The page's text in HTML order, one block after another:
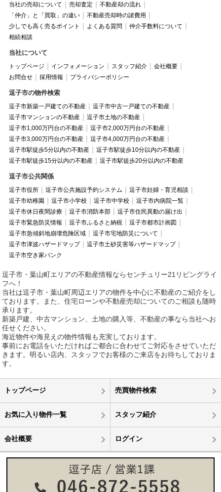
当社の売却について 売却査定
不動産却の流れ
「仲介」と「買取」の違い
不動産売却時の諸費用
少しでも高く売るポイント
よくある質問
仲介手数料について
相続相談
当社について
トップページ インフォメーション スタッフ紹介
会社概要
お問合せ
採用情報 プライバシーポリシー
逗子市の物件検索
逗子市新築一戸建ての不動産
逗子市中古一戸建ての不動産
逗子市マンションの不動産
逗子市土地の不動産
逗子市1,000万円台の不動産
逗子市2,000万円台の不動産
逗子市3,000万円台の不動産
逗子市4,000万円台の不動産
逗子市駅徒歩5分以内の不動産
逗子市駅徒歩10分以内の不動産
逗子市駅徒歩15分以内の不動産
逗子市駅徒歩20分以内の不動産
逗子市公共関係
逗子市役所 逗子市公共施設予約システム
逗子市妊婦・育児相談
逗子市幼稚園
逗子市小学校 逗子市中学校
逗子市内病院一覧
逗子市休日夜間診療
逗子市消防本部
逗子市住民異動の届け出
逗子市緊急防災情報
逗子市ふるさと納税
逗子市都市計画図
逗子市急傾斜地崩壊危険区域
逗子市宅地防災について
逗子市津波ハザードマップ
逗子市土砂災害等ハザードマップ
逗子市空き家バンク
逗子市・葉山町エリアの不動産情報ならセンチュリー21リビングライ
フへ！
当社は逗子市・葉山町周辺エリアの物件を中心に不動産のご紹介をし
ております。また、住宅ローンや不動産売却についてのご相談も随時
承ります。
新築戸建、中古マンション、土地の購入等、不動産の事なら当社へお
任せください。
海近物件や海見えの物件情報も充実しております。
事前にお電話をいただければご都合に合わせてご対応をさせていただ
きます。明るい店内、スタッフでお客様のご来店をお待ちしておりま
す。
トップページ 売買物件検索
お気に入り物件一覧 スタッフ紹介
会社概要 ログイン